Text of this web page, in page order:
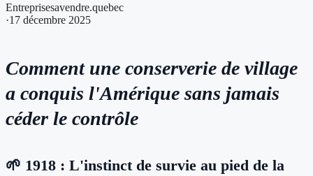
Entreprisesavendre.quebec
·17 décembre 2025
Comment une conserverie de village
a conquis l'Amérique sans jamais
céder le contrôle
🌱 1918 : L'instinct de survie au pied de la